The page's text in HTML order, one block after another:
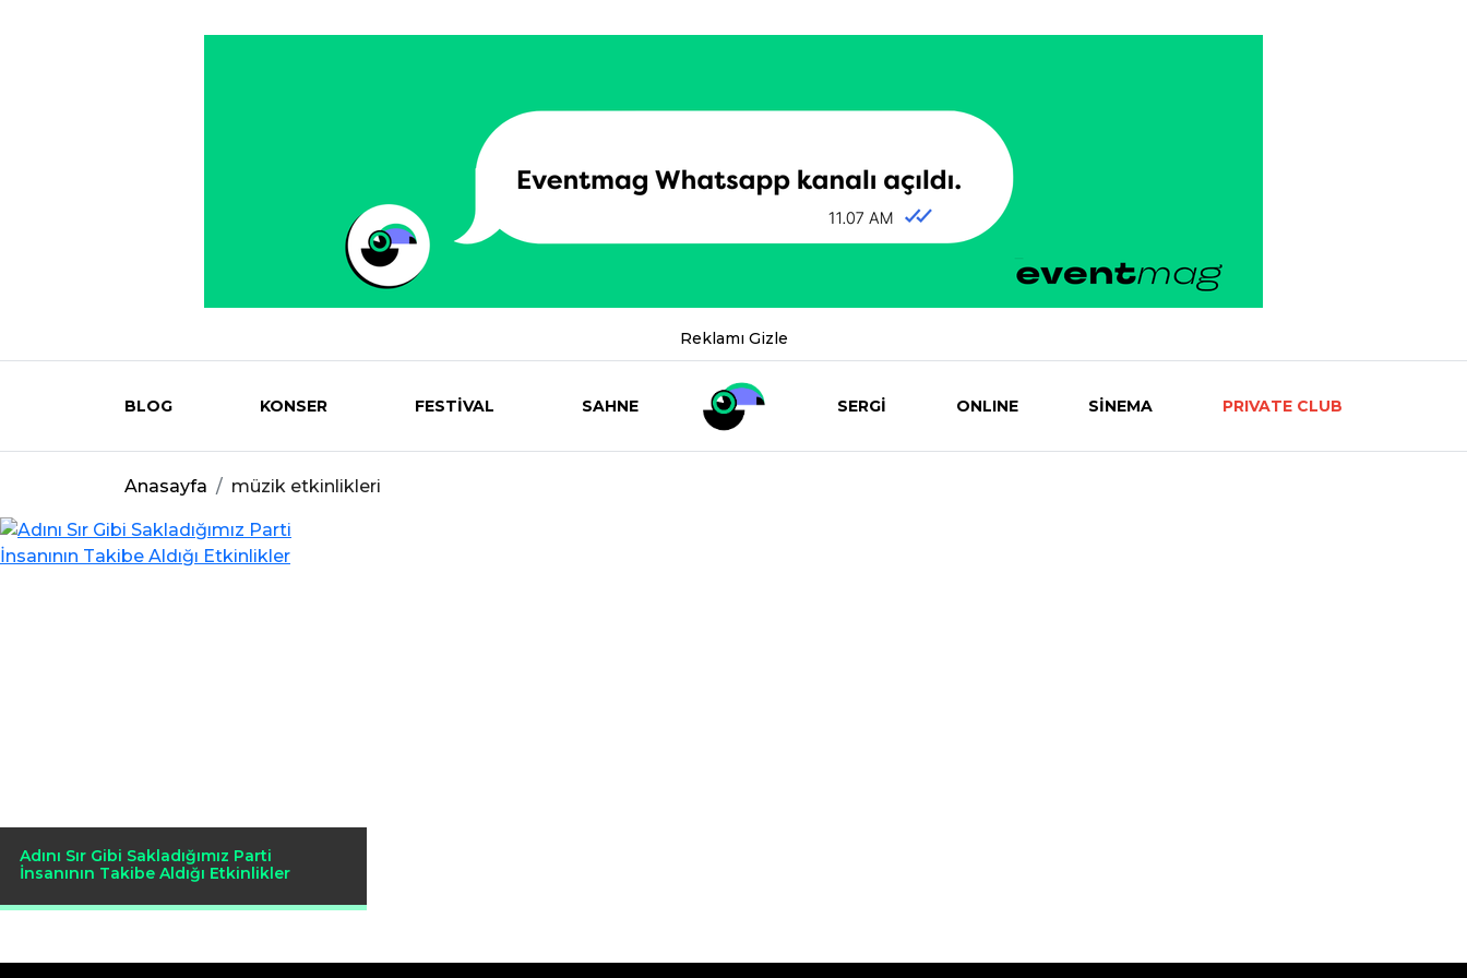
Reklamı Gizle
Eventmag
BLOG KONSER FESTİVAL SAHNE SERGİ ONLINE SİNEMA PRIVATE CLUB
Anasayfa müzik etkinlikleri
Adını Sır Gibi Sakladığımız Parti
İnsanının Takibe Aldığı Etkinlikler